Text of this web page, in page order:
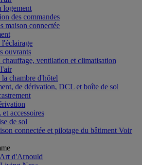
logement
des commandes
maison connectée
l'éclairage
ouvrants
chauffage, ventilation et climatisation
chambre d'hôtel
de dérivation, DCL et boîte de sol
accessoires
de sol
connectée et pilotage du bâtiment Voir
d'Arnould